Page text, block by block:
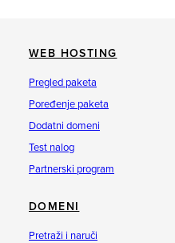
WEB HOSTING
Pregled paketa
Poređenje paketa
Dodatni domeni
Test nalog
Partnerski program
DOMENI
Pretraži i naruči